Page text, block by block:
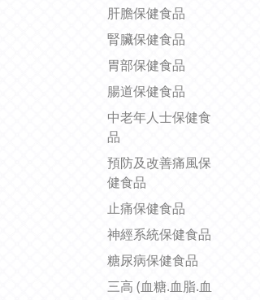
肝膽保健食品
腎臟保健食品
胃部保健食品
腸道保健食品
中老年人士保健食
品
預防及改善痛風保
健食品
止痛保健食品
神經系統保健食品
糖尿病保健食品
三高 (血糖.血脂.血